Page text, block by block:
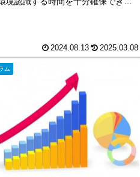
る【人工知能AI】MT4「サイバ...
2024.08.13 2025.03.08
ム